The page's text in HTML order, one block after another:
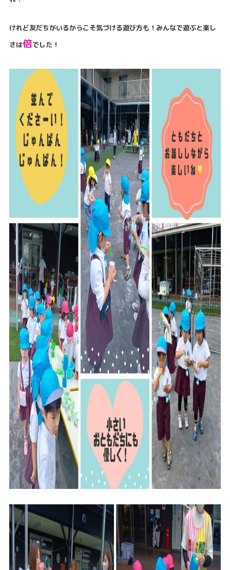
けれど友だちがいるからこそ気づける遊び方も！みんなで遊ぶと楽し
さは倍でした！